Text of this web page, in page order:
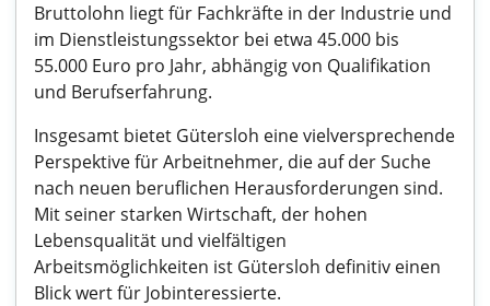
Bruttolohn liegt für Fachkräfte in der Industrie und
im Dienstleistungssektor bei etwa 45.000 bis
55.000 Euro pro Jahr, abhängig von Qualifikation
und Berufserfahrung.
Insgesamt bietet Gütersloh eine vielversprechende
Perspektive für Arbeitnehmer, die auf der Suche
nach neuen beruflichen Herausforderungen sind.
Mit seiner starken Wirtschaft, der hohen
Lebensqualität und vielfältigen
Arbeitsmöglichkeiten ist Gütersloh definitiv einen
Blick wert für Jobinteressierte.